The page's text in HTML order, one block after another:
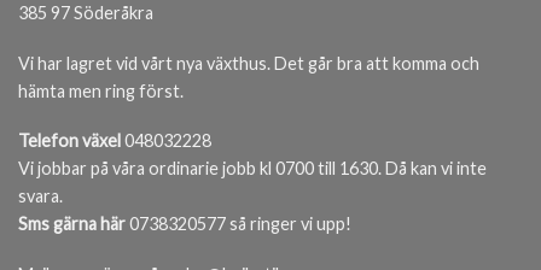
385 97 Söderåkra
Vi har lagret vid vårt nya växthus. Det går bra att komma och
hämta men ring först.
Telefon växel048032228
Vi jobbar på våra ordinarie jobb kl 0700 till 1630. Då kan vi inte
svara.
Sms gärna här0738320577 så ringer vi upp!